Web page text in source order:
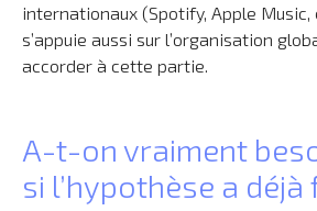
internationaux (Spotify, Apple Music,
s’appuie aussi sur l’organisation
accorder à cette partie.
A-t-on vraiment
si l’hypothèse a